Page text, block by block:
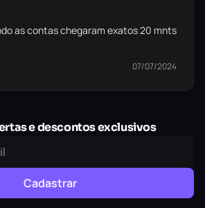
as contas chegaram exatos 20 mnts
07/07/2024
e descontos exclusivos
Cadastrar